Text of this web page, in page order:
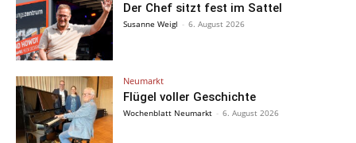
Der Chef sitzt fest im Sattel
Susanne Weigl - 6. August 2026
Neumarkt
Flügel voller Geschichte
Wochenblatt Neumarkt - 6. August 2026